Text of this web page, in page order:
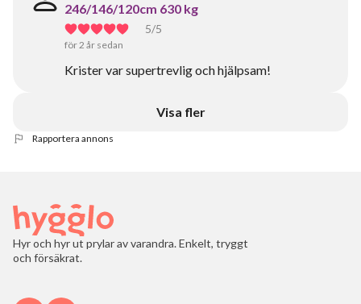
246/146/120cm 630 kg
5/5
för 2 år sedan
Krister var supertrevlig och hjälpsam!
Visa fler
Rapportera annons
Hyr och hyr ut prylar av varandra. Enkelt, tryggt
och försäkrat.